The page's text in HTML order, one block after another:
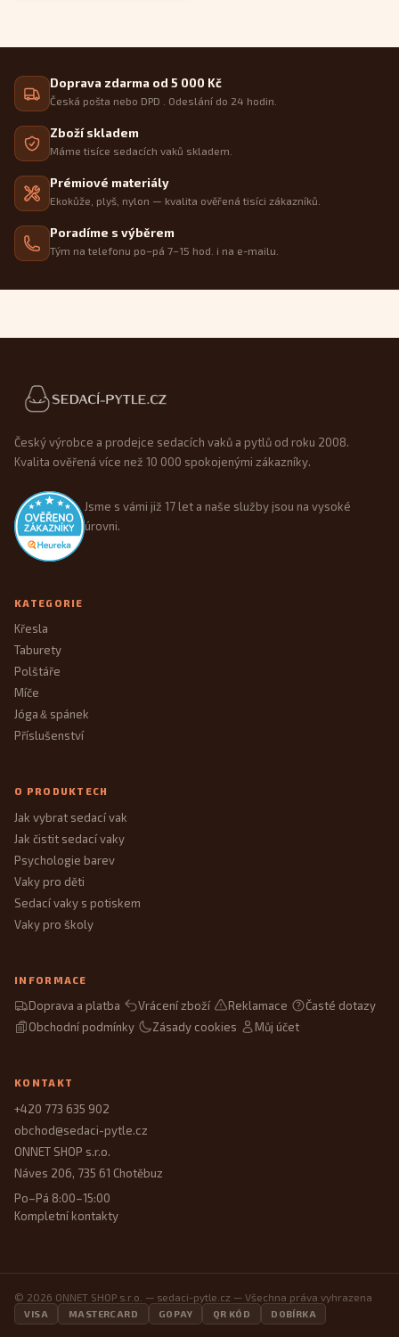
Doprava zdarma od 5 000 Kč
Česká pošta nebo DPD . Odeslání do 24 hodin.
Zboží skladem
Máme tisíce sedacích vaků skladem.
Prémiové materiály
Ekokůže, plyš, nylon — kvalita ověřená tisíci zákazníků.
Poradíme s výběrem
Tým na telefonu po–pá 7–15 hod. i na e-mailu.
Patička webu
Český výrobce a prodejce sedacích vaků a pytlů od roku 2008.
Kvalita ověřená více než 10 000 spokojenými zákazníky.
Jsme s vámi již 17 let a naše služby jsou na vysoké
úrovni.
KATEGORIE
Křesla
Taburety
Polštáře
Míče
Jóga&spánek
Příslušenství
O PRODUKTECH
Jak vybrat sedací vak
Jak čistit sedací vaky
Psychologie barev
Vaky pro děti
Sedací vaky s potiskem
Vaky pro školy
INFORMACE
Doprava a platba Vrácení zboží Reklamace
Časté dotazy
Obchodní podmínky
Zásady cookies Můj účet
KONTAKT
+420 773 635 902
obchod@sedaci-pytle.cz
ONNET SHOP s.r.o.
Náves 206, 735 61 Chotěbuz
Po–Pá 8:00–15:00
Kompletní kontakty
© 2026 ONNET SHOP s.r.o. — sedaci-pytle.cz — Všechna práva vyhrazena
VISA MASTERCARD GOPAY QR KÓD DOBÍRKA